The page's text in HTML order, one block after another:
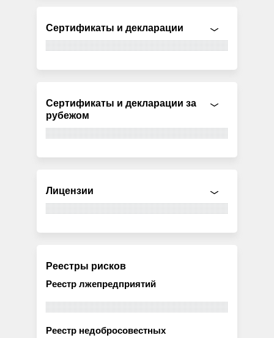
Сертификаты и декларации
Сертификаты и декларации за
рубежом
Лицензии
Реестры рисков
Реестр лжепредприятий
Реестр недобросовестных